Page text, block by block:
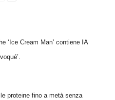
‘Ice Cream Man’ contiene IA
proteine fino a metà senza